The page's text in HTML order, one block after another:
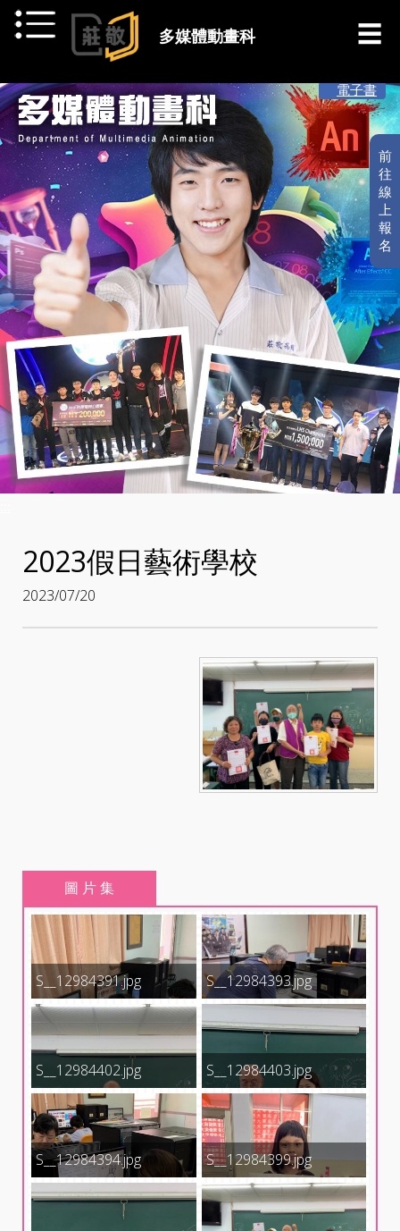
跳到主要內容
多媒體動畫科
前
往
線
上
報
名
電子書
2023假日藝術學校
2023/07/20
圖 片 集
S__12984391.jpg S__12984393.jpg
S__12984402.jpg S__12984403.jpg
S__12984394.jpg S__12984399.jpg